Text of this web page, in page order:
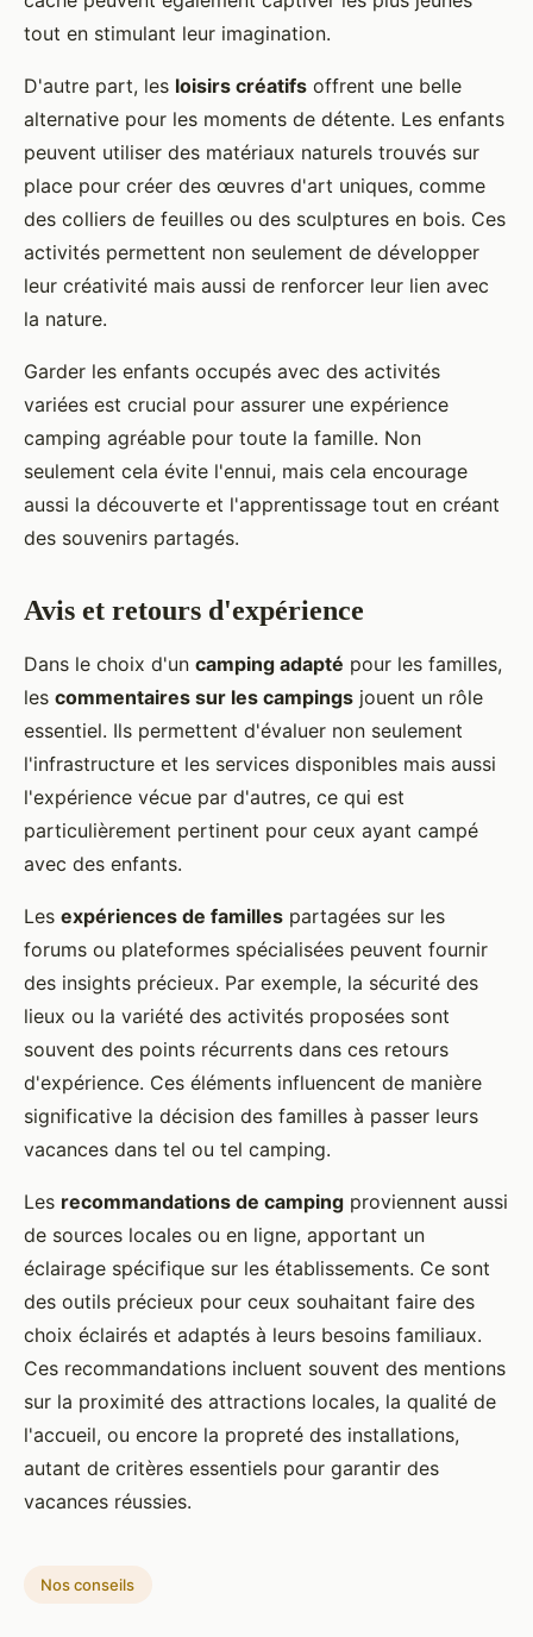
tout en stimulant leur imagination.
D'autre part, les loisirs créatifs offrent une belle
alternative pour les moments de détente. Les enfants
peuvent utiliser des matériaux naturels trouvés sur
place pour créer des œuvres d'art uniques, comme
des colliers de feuilles ou des sculptures en bois. Ces
activités permettent non seulement de développer
leur créativité mais aussi de renforcer leur lien avec
la nature.
Garder les enfants occupés avec des activités
variées est crucial pour assurer une expérience
camping agréable pour toute la famille. Non
seulement cela évite l'ennui, mais cela encourage
aussi la découverte et l'apprentissage tout en créant
des souvenirs partagés.
Avis et retours d'expérience
Dans le choix d'un camping adapté pour les familles,
les commentaires sur les campings jouent un rôle
essentiel. Ils permettent d'évaluer non seulement
l'infrastructure et les services disponibles mais aussi
l'expérience vécue par d'autres, ce qui est
particulièrement pertinent pour ceux ayant campé
avec des enfants.
Les expériences de familles partagées sur les
forums ou plateformes spécialisées peuvent fournir
des insights précieux. Par exemple, la sécurité des
lieux ou la variété des activités proposées sont
souvent des points récurrents dans ces retours
d'expérience. Ces éléments influencent de manière
significative la décision des familles à passer leurs
vacances dans tel ou tel camping.
Les recommandations de camping proviennent aussi
de sources locales ou en ligne, apportant un
éclairage spécifique sur les établissements. Ce sont
des outils précieux pour ceux souhaitant faire des
choix éclairés et adaptés à leurs besoins familiaux.
Ces recommandations incluent souvent des mentions
sur la proximité des attractions locales, la qualité de
l'accueil, ou encore la propreté des installations,
autant de critères essentiels pour garantir des
vacances réussies.
Nos conseils